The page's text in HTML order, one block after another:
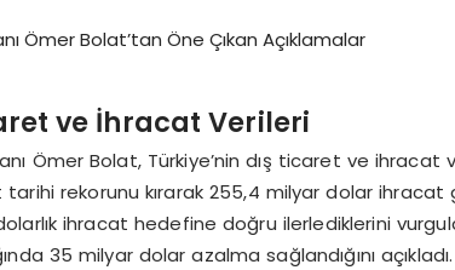
ve İhracat Verileri
Ömer Bolat, Türkiye’nin dış ticaret ve ihracat
tarihi rekorunu kırarak 255,4 milyar dolar
ihracat hedefine doğru ilerlediklerini
35 milyar dolar azalma sağlandığını açıkladı.